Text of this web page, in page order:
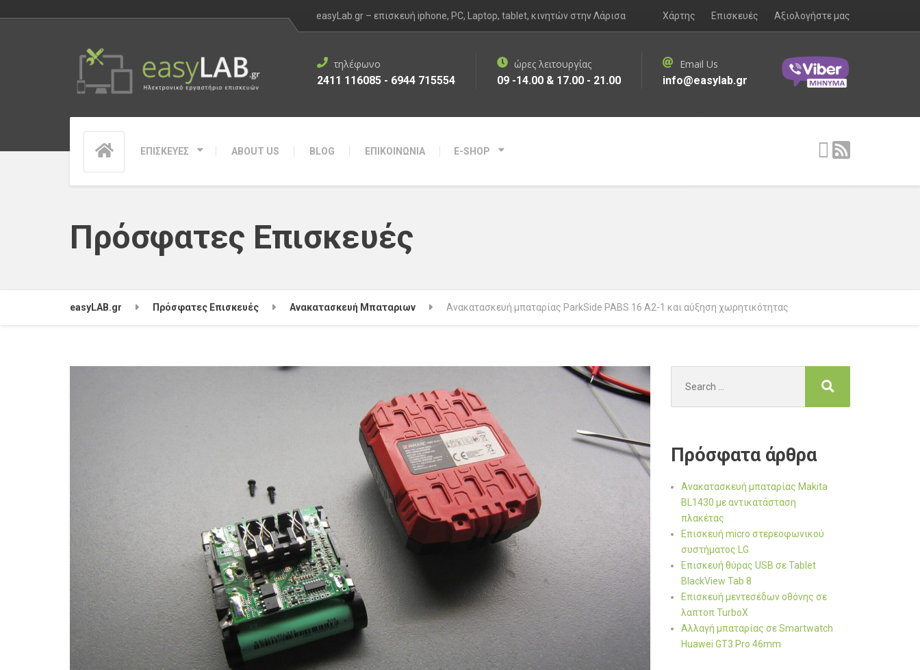
easyLab.gr – επισκευή iphone, PC, Laptop, tablet, κινητών στην Λάρισα Χάρτης Επισκευές Αξιολογήστε μας
ΕΠΙΣΚΕΥΕΣ ABOUT US BLOG ΕΠΙΚΟΙΝΩΝΙΑ E-SHOP
τηλέφωνο
2411 116085 - 6944 715554
ώρες λειτουργίας
09 -14.00 & 17.00 - 21.00
Email Us
info@easylab.gr
Πρόσφατες Επισκευές
easyLAB.gr Πρόσφατες Επισκευές Ανακατασκευή Μπαταριων Ανακατασκευή μπαταρίας ParkSide PABS 16 A2-1 και αύξηση χωρητικότητας
for:
Πρόσφατα άρθρα
Ανακατασκευή μπαταρίας Makita
BL1430 με αντικατάσταση
πλακέτας
Επισκευή micro στερεοφωνικού
συστήματος LG
Επισκευή θύρας USB σε Tablet
BlackView Tab 8
Επισκευή μεντεσέδων οθόνης σε
λαπτοπ TurboX
Αλλαγή μπαταρίας σε Smartwatch
Huawei GT3 Pro 46mm